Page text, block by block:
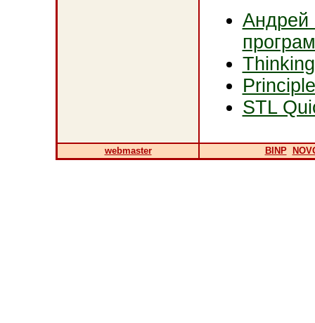
Андрей
STL
webmaster BINP